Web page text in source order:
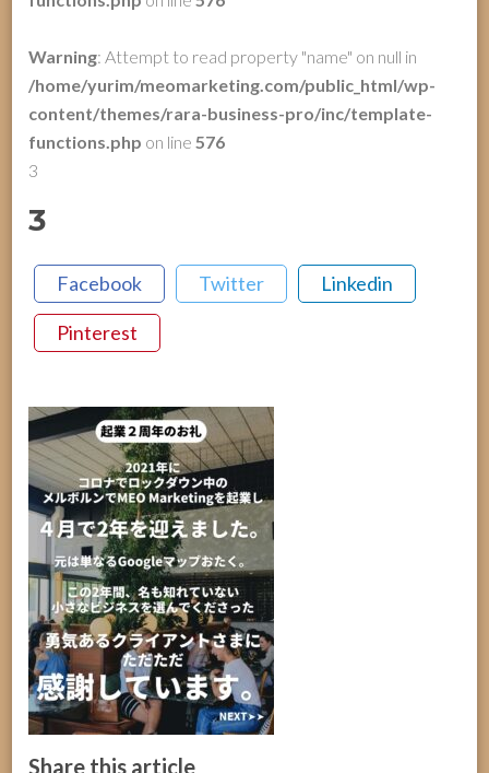
Warning: Attempt to read property "name" on null in
/home/yurim/meomarketing.com/public_html/wp-
content/themes/rara-business-pro/inc/template-
functions.php on line576
3
3
Facebook Twitter Linkedin
Pinterest
Share this article